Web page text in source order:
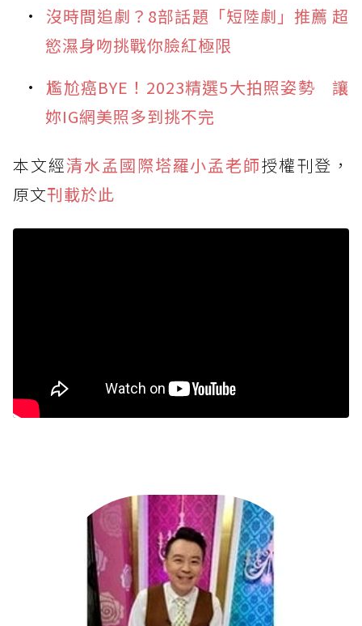
沒時間追劇？8部話題「短陸劇」推薦 超
慾濕身吻挑戰你臉紅極限
尷尬癌BYE！2023精選5大拍照姿勢 讓
妳IG網美照多到挑不完
本文經清水孟國際塔羅小孟老師授權刊登，
原文刊載於此